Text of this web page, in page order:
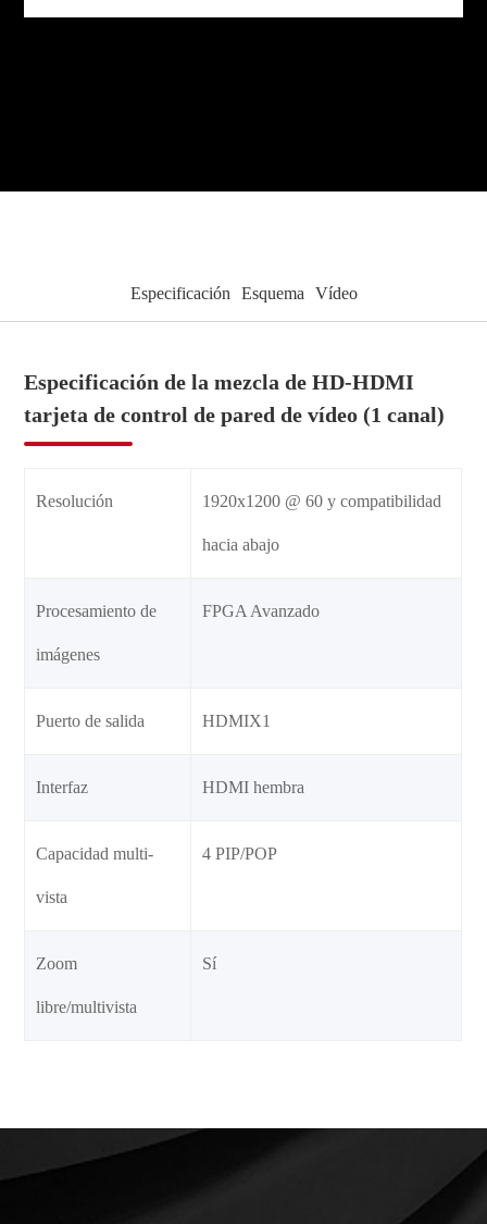
Especificación Esquema Vídeo
Especificación de la mezcla de HD-HDMI
tarjeta de control de pared de vídeo (1 canal)
Resolución 1920x1200 @ 60 y compatibilidad
hacia abajo
Procesamiento de
imágenes
FPGA Avanzado
Puerto de salida HDMIX1
Interfaz HDMI hembra
Capacidad multi-
vista
4 PIP/POP
Zoom
libre/multivista
Sí